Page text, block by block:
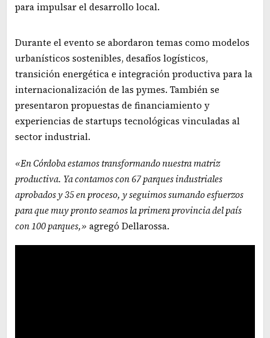
para impulsar el desarrollo local.
Durante el evento se abordaron temas como modelos
urbanísticos sostenibles, desafíos logísticos,
transición energética e integración productiva para la
internacionalización de las pymes. También se
presentaron propuestas de financiamiento y
experiencias de startups tecnológicas vinculadas al
sector industrial.
«En Córdoba estamos transformando nuestra matriz
productiva. Ya contamos con 67 parques industriales
aprobados y 35 en proceso, y seguimos sumando esfuerzos
para que muy pronto seamos la primera provincia del país
con 100 parques,» agregó Dellarossa.